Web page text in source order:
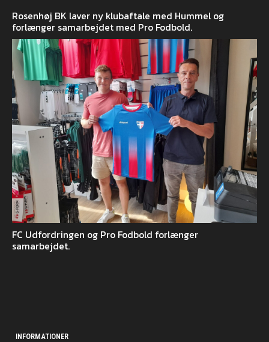
Rosenhøj BK laver ny klubaftale med Hummel og
forlænger samarbejdet med Pro Fodbold.
FC Udfordringen og Pro Fodbold forlænger
samarbejdet.
INFORMATIONER